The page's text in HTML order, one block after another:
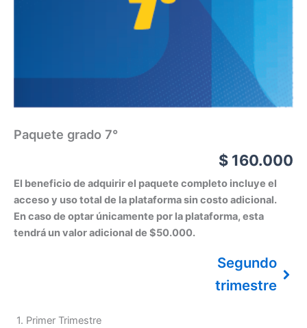
Paquete grado 7°
$ 160.000
El beneficio de adquirir el paquete completo incluye el
acceso y uso total de la plataforma sin costo adicional.
En caso de optar únicamente por la plataforma, esta
tendrá un valor adicional de $50.000.
Segundo
trimestre
1 Primer Trimestre